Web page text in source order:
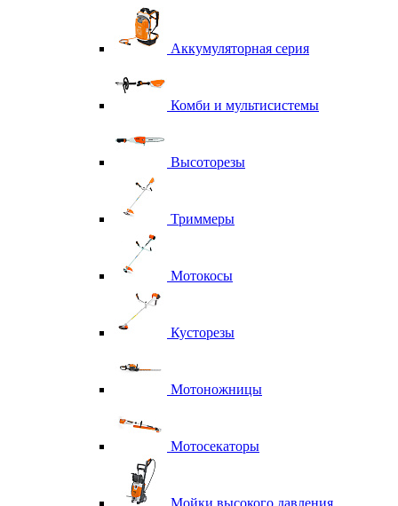
Аккумуляторная серия
Комби и мультисистемы
Высоторезы
Триммеры
Мотокосы
Кусторезы
Мотоножницы
Мотосекаторы
Мойки высокого давления